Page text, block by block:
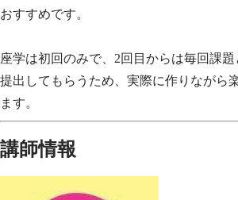
おすすめです。
座学は初回のみで、2回目からは毎回課
提出してもらうため、実際に作りながら
ます。
講師情報